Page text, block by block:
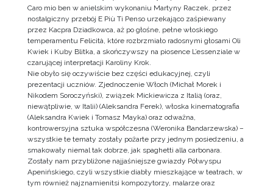
Caro mio ben w anielskim wykonaniu Martyny Raczek, przez
nostalgiczny przebój E Più Ti Penso urzekająco zaśpiewany
przez Kacpra Dziadkowca, aż po głośne, pełne włoskiego
temperamentu Felicità, które rozbrzmiało radosnymi głosami Oli
Kwiek i Kuby Blitka, a skończywszy na piosence L’essenziale w
czarującej interpretacji Karoliny Krok.
Nie obyło się oczywiście bez części edukacyjnej, czyli
prezentacji uczniów. Zjednoczenie Włoch (Michał Morek i
Nikodem Soroczyński), związek Mickiewicza z Italią (oraz,
niewątpliwie, w Italii) (Aleksandra Ferek), włoska kinematografia
(Aleksandra Kwiek i Tomasz Mayka) oraz odważna,
kontrowersyjna sztuka współczesna (Weronika Bandarzewska) –
wszystkie te tematy zostały pożarte przy jednym posiedzeniu, a
smakowały niemal tak dobrze, jak spaghetti alla carbonara.
Zostały nam przybliżone najjaśniejsze gwiazdy Półwyspu
Apenińskiego, czyli wszystkie diabły mieszkające w teatrach, w
tym również najznamienitsi kompozytorzy, malarze oraz